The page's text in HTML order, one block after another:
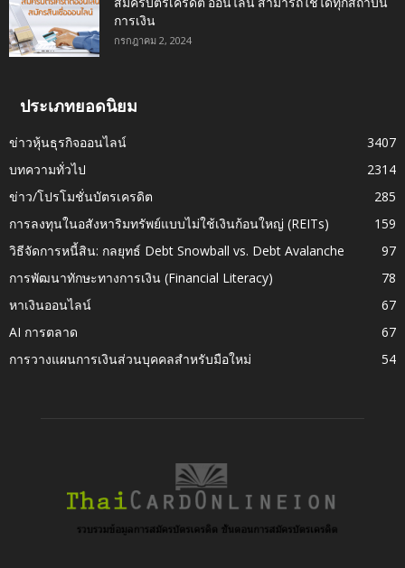
การเงิน
กรกฎาคม 2, 2024
ประเภทยอดนิยม
ข่าวหุ้นธุรกิจออนไลน์
3407
บทความทั่วไป
2314
ข่าว/โปรโมชั่นบัตรเครดิต
285
การลงทุนในอสังหาริมทรัพย์แบบไม่ใช้เงินก้อนใหญ่ (REITs)
159
วิธีจัดการหนี้สิน: กลยุทธ์ Debt Snowball vs. Debt Avalanche
97
การพัฒนาทักษะทางการเงิน (Financial Literacy)
78
หาเงินออนไลน์
67
AI การตลาด
67
การวางแผนการเงินส่วนบุคคลสำหรับมือใหม่
54